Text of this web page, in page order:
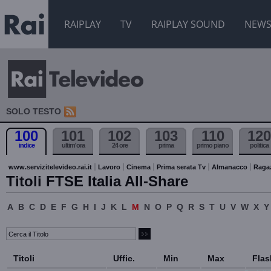
RAIPLAY TV RAIPLAY SOUND NEWS
SOLO TESTO
100
indice
101
ultim'ora
102
24 ore
103
prima
110
primo piano
120
politica
www.servizitelevideo.rai.it Lavoro Cinema Prima serata Tv Almanacco
Titoli FTSE Italia All-Share
A B C D E F G H I J K L M N O P Q R S T U V W X Y
Titoli Uffic. Min Max